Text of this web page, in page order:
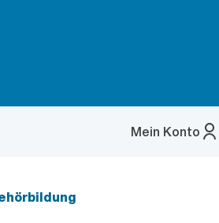
Mein Konto
Menü